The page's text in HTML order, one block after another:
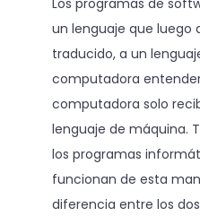
un lenguaje que luego
traducido, a un
computadora
computadora solo
lenguaje de máquina.
los programas
funcionan de esta
diferencia entre los